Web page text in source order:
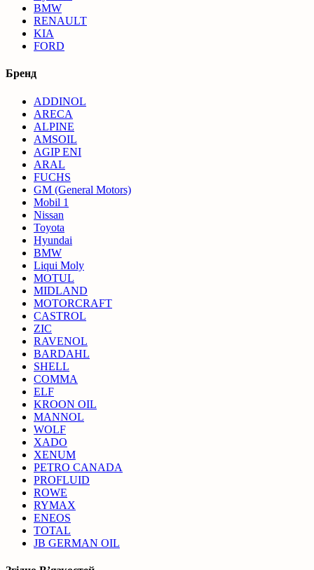
BMW
RENAULT
KIA
FORD
Бренд
ADDINOL
ARECA
ALPINE
AMSOIL
AGIP ENI
ARAL
FUCHS
GM (General Motors)
Mobil 1
Nissan
Toyota
Hyundai
BMW
Liqui Moly
MOTUL
MIDLAND
MOTORCRAFT
CASTROL
ZIC
RAVENOL
BARDAHL
SHELL
COMMA
ELF
KROON OIL
MANNOL
WOLF
XADO
XENUM
PETRO CANADA
PROFLUID
ROWE
RYMAX
ENEOS
TOTAL
JB GERMAN OIL